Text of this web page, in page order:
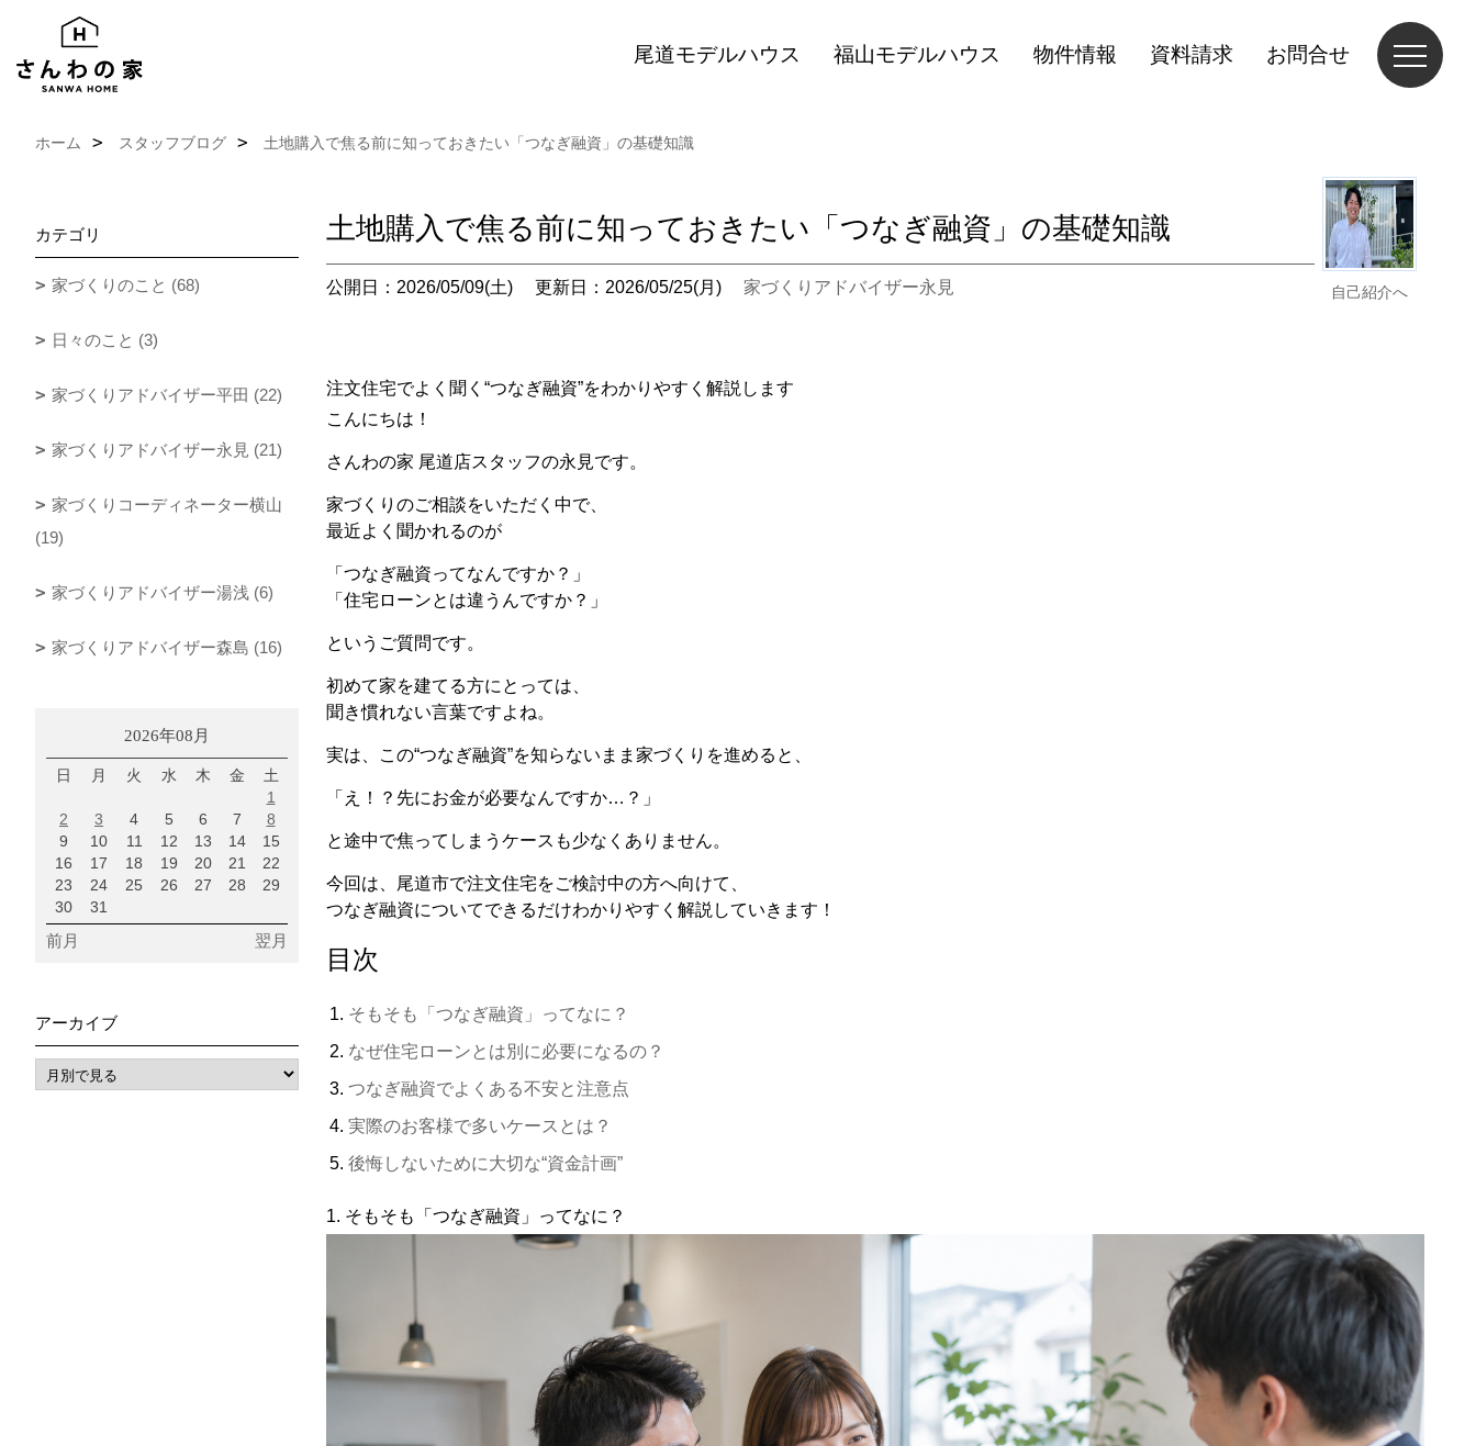
尾道モデルハウス 福山モデルハウス 物件情報 資料請求 お問合せ
ホーム スタッフブログ 土地購入で焦る前に知っておきたい「つなぎ融資」の基礎知識
自己紹介へ
土地購入で焦る前に知っておきたい「つなぎ融資」の基礎知識
公開日：2026/05/09(土) 更新日：2026/05/25(月) 家づくりアドバイザー永見
注文住宅でよく聞く“つなぎ融資”をわかりやすく解説します
こんにちは！
さんわの家 尾道店スタッフの永見です。
家づくりのご相談をいただく中で、
最近よく聞かれるのが
「つなぎ融資ってなんですか？」
「住宅ローンとは違うんですか？」
というご質問です。
初めて家を建てる方にとっては、
聞き慣れない言葉ですよね。
実は、この“つなぎ融資”を知らないまま家づくりを進めると、
「え！？先にお金が必要なんですか…？」
と途中で焦ってしまうケースも少なくありません。
今回は、尾道市で注文住宅をご検討中の方へ向けて、
つなぎ融資についてできるだけわかりやすく解説していきます！
目次
そもそも「つなぎ融資」ってなに？
なぜ住宅ローンとは別に必要になるの？
つなぎ融資でよくある不安と注意点
実際のお客様で多いケースとは？
後悔しないために大切な“資金計画”
1. そもそも「つなぎ融資」ってなに？
カテゴリ
家づくりのこと (68)
日々のこと (3)
家づくりアドバイザー平田 (22)
家づくりアドバイザー永見 (21)
家づくりコーディネーター横山
(19)
家づくりアドバイザー湯浅 (6)
家づくりアドバイザー森島 (16)
2026年08月
日 月 火 水 木 金
土
1
2
3 4 5 6 7
8
9
10 11 12 13 14
15
16
17 18 19 20 21
22
23
24 25 26 27 28
29
30
31
前月 翌月
アーカイブ